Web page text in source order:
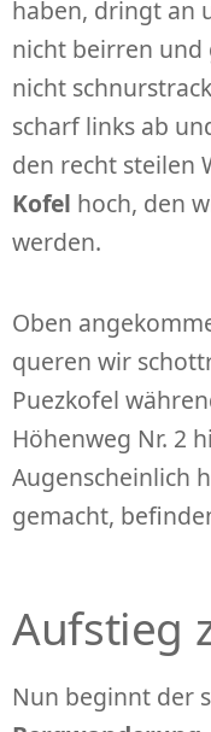
haben, dringt an
nicht beirren und
nicht
scharf links ab
den recht steilen
Kofel hoch, den
werden.
Oben
queren wir
Puezkofel
Höhenweg Nr. 2
Augenscheinlich
gemacht,
Aufstieg
Nun beginnt der